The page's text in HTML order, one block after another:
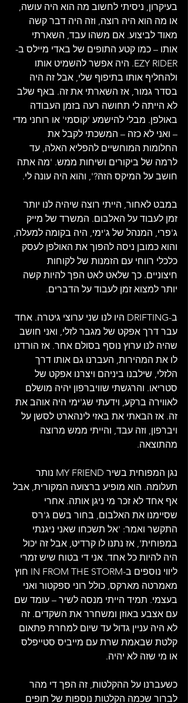
בעיקרון, ניסיתי לחשוב מה הוא היה עושה,
או מה הוא היה רוצה, וזה היה דבר קשה
מאוד לביצוע. אם משהו עבד, השארתי
אותו – כמו קטע התופים של באדי מיילס ב-
EZY RIDER. היה אפשר להשמיט אותו
ולהחליף אותו בתיפוף שלי, אבל זה היה
בסדר גמור, אז השארתי את זה. באף שלב
לא הייתה לי תחושה רעה בזמן העבודה
באולפן. מבלי להישמע 'קוסמי' או רוחני מדי
– ואני לא כזה – המשכתי לקבל את
החלומות המוחשיים להפליא האלה, עד
לרמה של ביקורים ושיחות ממש. 'מה אתה
חושב על המיקס הזה?', והוא היה עונה לי.
במבט לאחור, הייתי רוצה שיהיה לנו יותר
זמן לעבוד על האלבום. המשרד של מייק
ג'פרי, המנהל של ג'ימי, היה בקומה למעלה,
והוא כמובן ניסה להפוך את האולפן לעסק
כלכלי רווחי עם הזמנות של לקוחות
חיצוניים. כך שלאט לאט הפך להיות קשה
יותר למצוא זמן לעבוד על הדברים.
ב-DRIFTING היו לנו שני ערוצי גיטרה. אחד
עבר דרך אפקט של מגבר לזלי, ואני חושב
שהיה לנו ערוץ נוסף בסולם אחר. אז הורדנו
לו את המהירות, העברנו גם אותו דרך
הלזלי, שילבנו ביניהם ויצרנו אפקט של
סטריאו. והרגשתי שוויברפון יהיה מושלם
לאווירה ברקע, וידעתי שג'ימי היה אוהב את
זה. אז הבאתי את באזי לינהארט לסשן על
ויברפון, וזה עבד, והייתי ממש מרוצה
מהתוצאה.
נגן המפוחית בשיר MY FRIEND נותר
תעלומה. הוא מופיע ברצועה המקורית, אבל
אף אחד לא זכר מי ניגן אותה. אחרי
שסיימנו את האלבום, בחור בשם ג'רס
התקשר ואמר: 'אל תשכחו שאני ניגנתי
במפוחית', אז נתנו לו קרדיט, אבל זה יכול
היה להיות כל אחד. אני די בטוח שיש זמרי
ליווי נוספים ב-IN FROM THE STORM חוץ
מאמרטה מארקס, כולל רוני ספקטור ואני
בעצמי. תמיד הייתי מנסה לשיר – עומד שם
עם אצבע באוזן ומשחרר את השקדים. זה
לא היה עניין גדול עד שיום למחרת פתאום
קלטת שבאמת שרת עם מייביס סטייפלס
או מי שזה לא יהיה.
כשעברנו על ההקלטות, זה הפך די מהר
לברור שכמה הקלטות נוספות של תופים